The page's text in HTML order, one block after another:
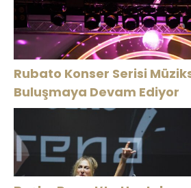
Rubato Konser Serisi
Buluşmaya Devam Ediyor